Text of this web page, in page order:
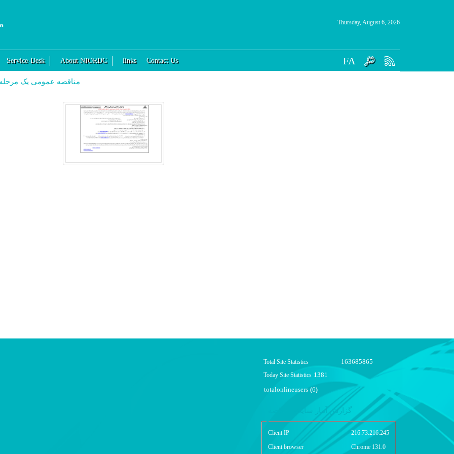
Thursday, August 6, 2026
Service-Desk About NIORDC links Contact Us FA
مناقصه عمومی یک مرحله
Total Site Statistics 163685865
Today Site Statistics 1381
totalonlineusers (6)
گزارش آمار سایت - خلاصه
Client IP
216.73.216.245
Client browser
Chrome 131.0